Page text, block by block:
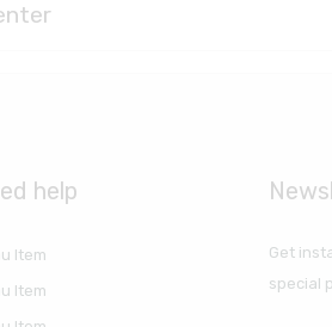
help
Item
Item
Get
special